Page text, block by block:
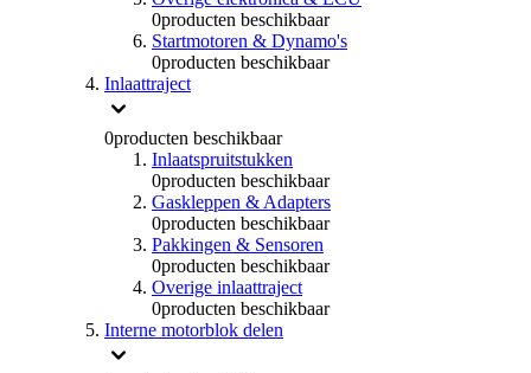
0producten beschikbaar
Startmotoren & Dynamo's
0producten beschikbaar
Inlaattraject
0producten beschikbaar
Inlaatspruitstukken
0producten beschikbaar
Gaskleppen & Adapters
0producten beschikbaar
Pakkingen & Sensoren
0producten beschikbaar
Overige inlaattraject
0producten beschikbaar
Interne motorblok delen